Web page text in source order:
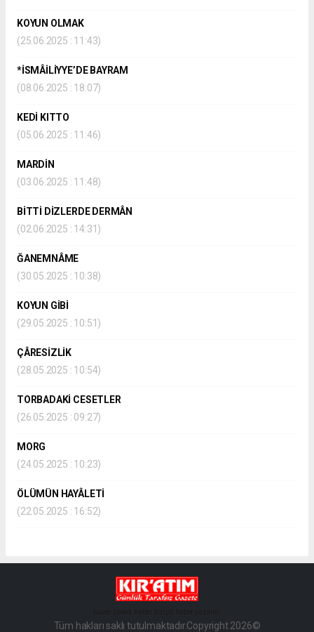
KOYUN OLMAK
(25.06.2025 : 11:43)
*İSMÂİLİYYE’DE BAYRAM
(08.06.2025 : 18:07)
KEDİ KITTO
(05.06.2025 : 11:46)
MARDİN
(03.06.2025 : 11:48)
BİTTİ DİZLERDE DERMÂN
(02.06.2025 : 14:31)
ĞANEMNÂME
(30.05.2025 : 10:38)
KOYUN GİBİ
(29.05.2025 : 10:51)
ÇÂRESİZLİK
(28.05.2025 : 10:54)
TORBADAKİ CESETLER
(26.05.2025 : 09:27)
MORG
(24.05.2025 : 10:23)
ÖLÜMÜN HAYÂLETİ
(22.05.2025 : 16:52)
Tüm hakları saklı tutulmaktadır.Copyright 2026©